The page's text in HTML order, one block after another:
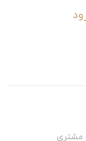
مشتری